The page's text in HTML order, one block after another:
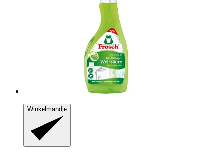
Winkelmandje